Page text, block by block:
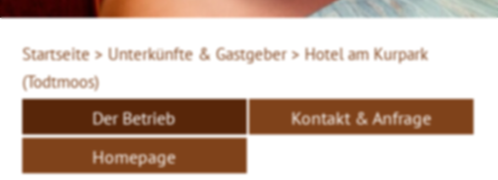
Startseite > Unterkünfte & Gastgeber > Hotel am Kurpark
(Todtmoos)
Der Betrieb
Kontakt & Anfrage
Homepage